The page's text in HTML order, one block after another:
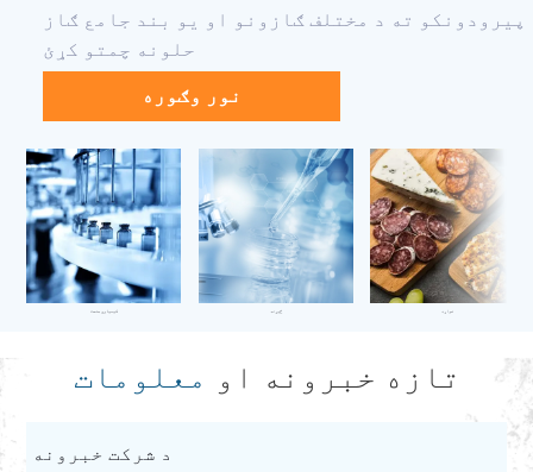
پیرودونکو ته د مختلف ګازونو او یو بند جامع ګاز
حلونه چمتو کړئ
نور وګوره
کیمیاوي صنعت څیړنه خواړه
تازه خبرونه او معلومات
د شرکت خبرونه